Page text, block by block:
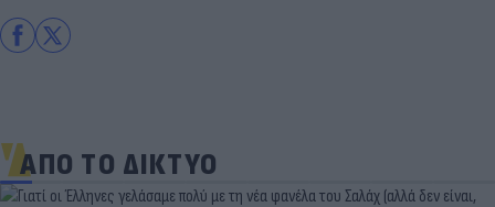
ΑΠΟ ΤΟ ΔΙΚΤΥΟ